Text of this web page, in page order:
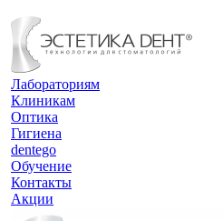
Лабораториям
Клиникам
Оптика
Гигиена
dentego
Обучение
Контакты
Акции